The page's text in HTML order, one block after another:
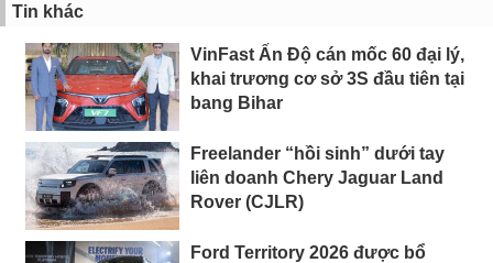
Tin khác
VinFast Ấn Độ cán mốc 60 đại lý,
khai trương cơ sở 3S đầu tiên tại
bang Bihar
Freelander “hồi sinh” dưới tay
liên doanh Chery Jaguar Land
Rover (CJLR)
Ford Territory 2026 được bổ